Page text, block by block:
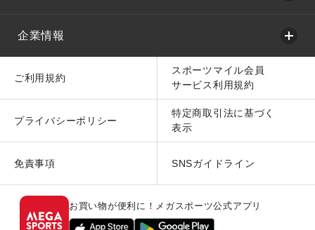
企業情報
ご利用規約
スポーツマイル会員
サービス利用規約
プライバシーポリシー
特定商取引法に基づく
表示
免責事項 SNSガイドライン
お買い物が便利に！メガスポーツ公式アプリ